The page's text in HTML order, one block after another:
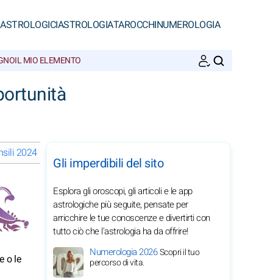
ASTROLOGIATAROCCHINUMEROLOGIA
IL MIO ELEMENTO
2024 dello Scorpione: scegli un mese
o le
Gli imperdibili del sito
Esplora gli oroscopi, gli articoli e le app
astrologiche più seguite, pensate per
arricchire le tue conoscenze e divertirti con
tutto ciò che l'astrologia ha da offrire!
Numerologia 2026Scopri il tuo
percorso di vita.